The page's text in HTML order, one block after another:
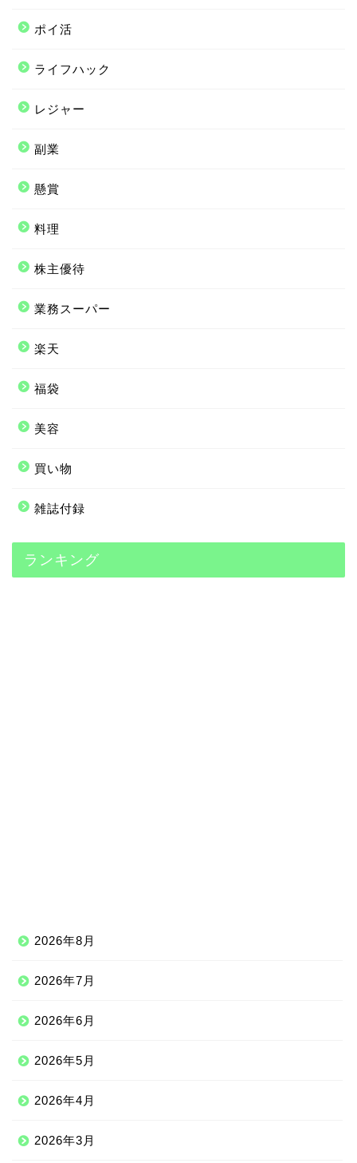
ポイ活
ライフハック
レジャー
副業
懸賞
料理
株主優待
業務スーパー
楽天
福袋
美容
買い物
雑誌付録
ランキング
2026年8月
2026年7月
2026年6月
2026年5月
2026年4月
2026年3月